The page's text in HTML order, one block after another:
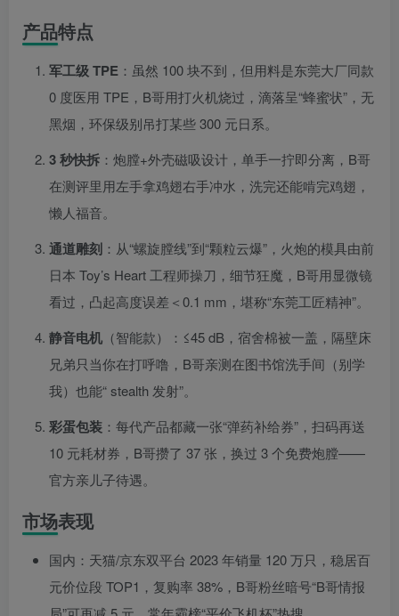
产品特点
军工级 TPE ：虽然 100 块不到，但用料是东莞大厂同款
0 度医用 TPE，B哥用打火机烧过，滴落呈“蜂蜜状”，无
黑烟，环保级别吊打某些 300 元日系。
3 秒快拆 ：炮膛+外壳磁吸设计，单手一拧即分离，B哥
在测评里用左手拿鸡翅右手冲水，洗完还能啃完鸡翅，
懒人福音。
通道雕刻 ：从“螺旋膛线”到“颗粒云爆”，火炮的模具由前
日本 Toy’s Heart 工程师操刀，细节狂魔，B哥用显微镜
看过，凸起高度误差＜0.1 mm，堪称“东莞工匠精神”。
静音电机 （智能款）：≤45 dB，宿舍棉被一盖，隔壁床
兄弟只当你在打呼噜，B哥亲测在图书馆洗手间（别学
我）也能“ stealth 发射”。
彩蛋包装 ：每代产品都藏一张“弹药补给券”，扫码再送
10 元耗材券，B哥攒了 37 张，换过 3 个免费炮膛——
官方亲儿子待遇。
市场表现
国内：天猫/京东双平台 2023 年销量 120 万只，稳居百
元价位段 TOP1，复购率 38%，B哥粉丝暗号“B哥情报